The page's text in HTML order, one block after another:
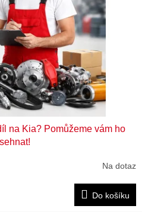
na Kia? Pomůžeme vám ho
sehnat!
Na dotaz
Do košíku